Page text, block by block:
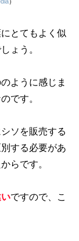
）
とてもよく似
ょう。
ように感じま
です。
ソを販売する
する必要があ
らです。
ですので、こ